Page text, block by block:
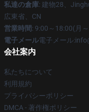
私達の倉庫: 建物28、
広東省、CN
営業時間: 9:00～18:00(月
電子メール電子メール
会社案内
私たちについて
利用規約
プライバシーポリシー
DMCA - 著作権ポリシー